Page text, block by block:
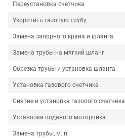
Переустановка счётчика
Укоротить газовую трубу
Замена запорного крана и шланга
Замена трубы на мягкий шланг
Обрезка трубы и установка шланга
Установка газового счетчика
Снятие и установка газового счетчика
Установка водяного моторчика
Замена трубы, м. п.